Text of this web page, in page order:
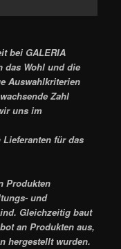
bei GALERIA
das Wohl und die
Auswahlkriterien
Zahl
uns im
für das
Produkten
und
Gleichzeitig baut
an Produkten aus,
hergestellt wurden.